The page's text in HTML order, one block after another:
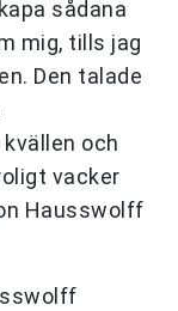
sådana
mig, tills jag
Den talade
och
vacker
Hausswolff